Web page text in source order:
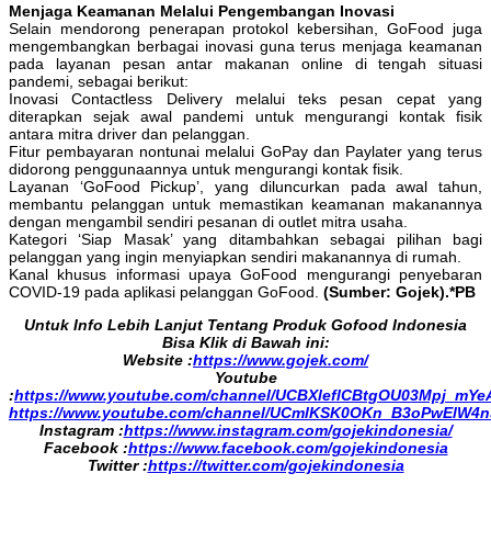
Menjaga Keamanan Melalui Pengembangan Inovasi
Selain mendorong penerapan protokol kebersihan, GoFood juga
mengembangkan berbagai inovasi guna terus menjaga keamanan
pada layanan pesan antar makanan online di tengah situasi
pandemi, sebagai berikut:
Inovasi Contactless Delivery melalui teks pesan cepat yang
diterapkan sejak awal pandemi untuk mengurangi kontak fisik
antara mitra driver dan pelanggan.
Fitur pembayaran nontunai melalui GoPay dan Paylater yang terus
didorong penggunaannya untuk mengurangi kontak fisik.
Layanan ‘GoFood Pickup’, yang diluncurkan pada awal tahun,
membantu pelanggan untuk memastikan keamanan makanannya
dengan mengambil sendiri pesanan di outlet mitra usaha.
Kategori ‘Siap Masak’ yang ditambahkan sebagai pilihan bagi
pelanggan yang ingin menyiapkan sendiri makanannya di rumah.
Kanal khusus informasi upaya GoFood mengurangi penyebaran
COVID-19 pada aplikasi pelanggan GoFood. (Sumber: Gojek).*PB
Untuk Info Lebih Lanjut Tentang Produk Gofood Indonesia
Bisa Klik di Bawah ini:
Website :https://www.gojek.com/
Youtube
:https://www.youtube.com/channel/
https://www.youtube.com/channel/
Instagram :https://www.instagram.com/gojekindonesia/
Facebook :https://www.facebook.com/gojekindonesia
Twitter :https://twitter.com/gojekindonesia